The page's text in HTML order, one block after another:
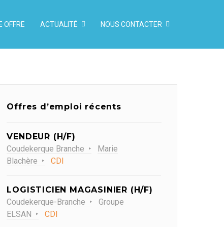
OFFRE ACTUALITÉ NOUS CONTACTER
Offres d’emploi récents
VENDEUR (H/F)
Coudekerque Branche
Marie
Blachère
CDI
LOGISTICIEN MAGASINIER (H/F)
Coudekerque-Branche
Groupe
ELSAN
CDI